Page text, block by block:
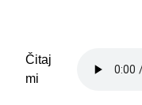
Čitaj
mi